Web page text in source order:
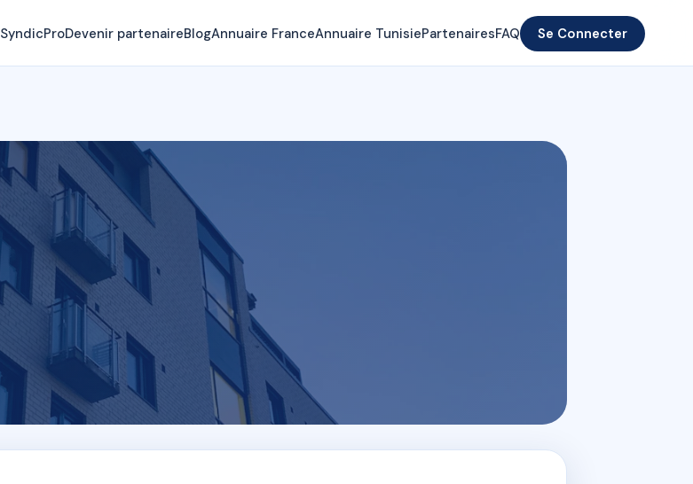
SyndicProDevenir partenaireBlogAnnuaire FranceAnnuaire TunisiePartenairesFAQ Se Connecter